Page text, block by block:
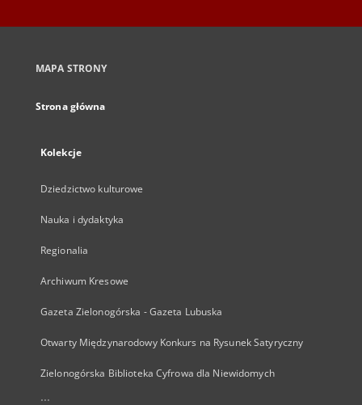
MAPA STRONY
Strona główna
Kolekcje
Dziedzictwo kulturowe
Nauka i dydaktyka
Regionalia
Archiwum Kresowe
Gazeta Zielonogórska - Gazeta Lubuska
Otwarty Międzynarodowy Konkurs na Rysunek Satyryczny
Zielonogórska Biblioteka Cyfrowa dla Niewidomych
...